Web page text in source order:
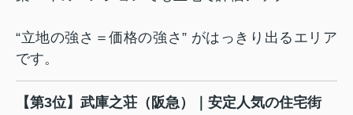
“立地の強さ＝価格の強さ” がはっきり出るエリア
です。
【第3位】武庫之荘（阪急）｜安定人気の住宅街